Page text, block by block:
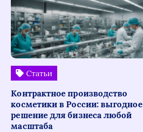
Статьи
Контрактное производство
косметики в России: выгодное
решение для бизнеса любой
масштаба